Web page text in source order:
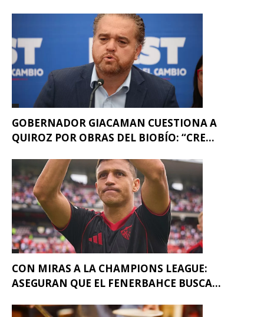
GOBERNADOR GIACAMAN CUESTIONA A
QUIROZ POR OBRAS DEL BIOBÍO: “CRE...
CON MIRAS A LA CHAMPIONS LEAGUE:
ASEGURAN QUE EL FENERBAHCE BUSCA...